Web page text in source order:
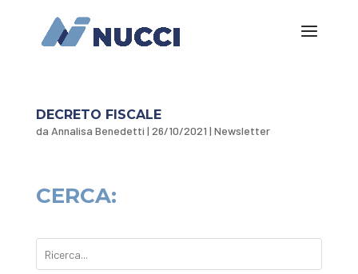
DECRETO FISCALE
da Annalisa Benedetti | 26/10/2021 | Newsletter
CERCA: